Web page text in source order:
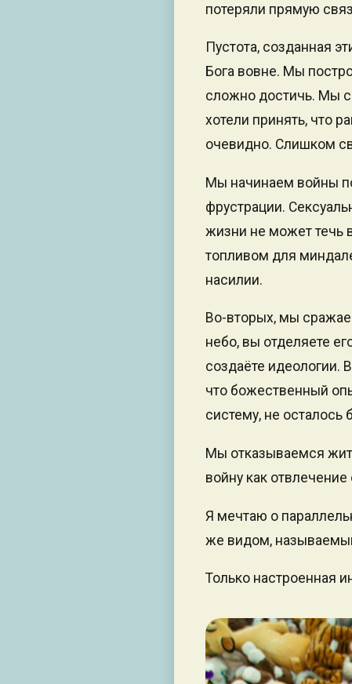
потеряли прямую
Пустота, созданная
Бога вовне. Мы
сложно достичь. Мы
хотели принять, что
очевидно. Слишком
Мы начинаем войны
фрустрации.
жизни не может течь
топливом для
насилии.
Во-вторых, мы
небо, вы отделяете
создаёте идеологии.
что божественный
систему, не осталось
Мы отказываемся
войну как
Я мечтаю о
же видом,
Только настроенная